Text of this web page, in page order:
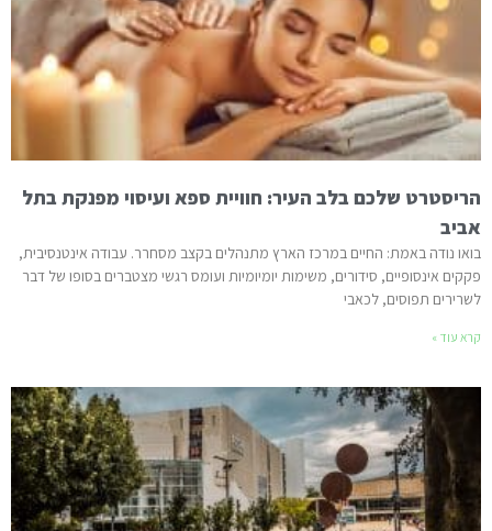
הריסטרט שלכם בלב העיר: חוויית ספא ועיסוי מפנקת בתל
אביב
בואו נודה באמת: החיים במרכז הארץ מתנהלים בקצב מסחרר. עבודה אינטנסיבית,
פקקים אינסופיים, סידורים, משימות יומיומיות ועומס רגשי מצטברים בסופו של דבר
לשרירים תפוסים, לכאבי
קרא עוד »